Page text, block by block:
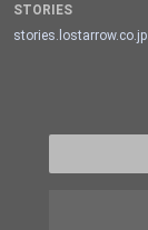
STORIES
stories.lostarrow.co.jp